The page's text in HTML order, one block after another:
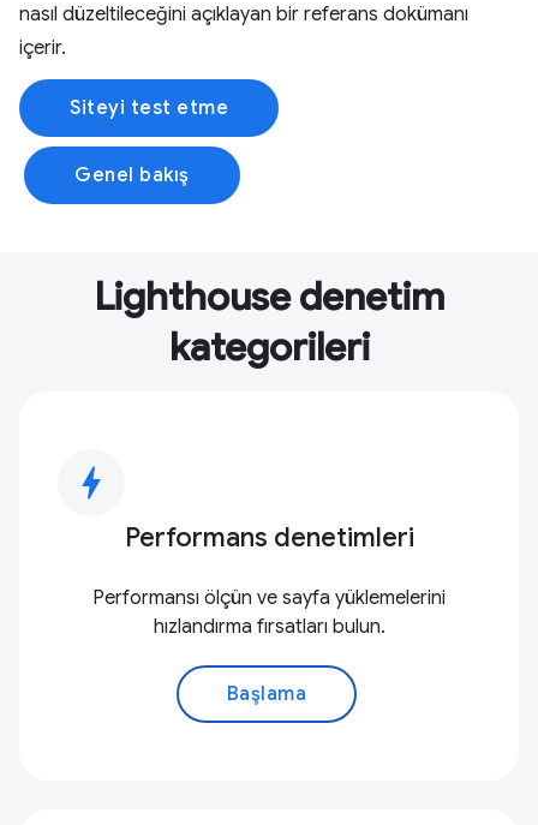
nasıl düzeltileceğini açıklayan bir referans dokümanı
içerir.
Siteyi test etme
Genel bakış
Lighthouse denetim
kategorileri
bolt
Performans denetimleri
Performansı ölçün ve sayfa yüklemelerini
hızlandırma fırsatları bulun.
Başlama